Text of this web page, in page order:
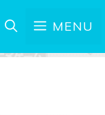
MENU